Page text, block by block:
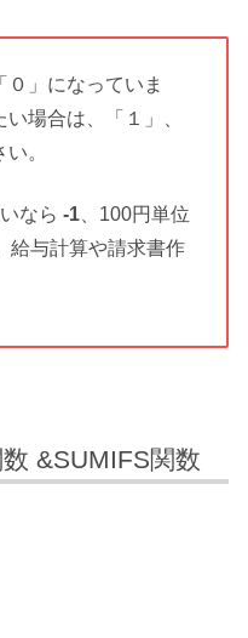
０」になっていま
場合は、「１」、
。
なら -1 、100円単位
給与計算や請求書作
&SUMIFS関数